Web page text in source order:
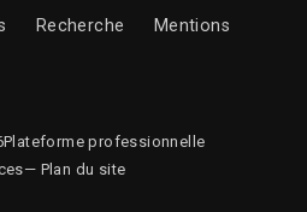
Recherche
Mentions
Plateforme professionnelle
— Plan du site